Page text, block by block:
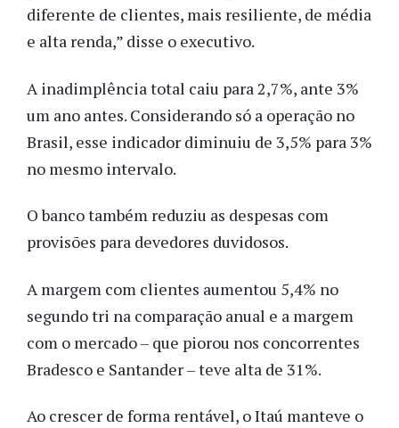
diferente de clientes, mais resiliente, de média
e alta renda,” disse o executivo.
A inadimplência total caiu para 2,7%, ante 3%
um ano antes. Considerando só a operação no
Brasil, esse indicador diminuiu de 3,5% para 3%
no mesmo intervalo.
O banco também reduziu as despesas com
provisões para devedores duvidosos.
A margem com clientes aumentou 5,4% no
segundo tri na comparação anual e a margem
com o mercado – que piorou nos concorrentes
Bradesco e Santander – teve alta de 31%.
Ao crescer de forma rentável, o Itaú manteve o